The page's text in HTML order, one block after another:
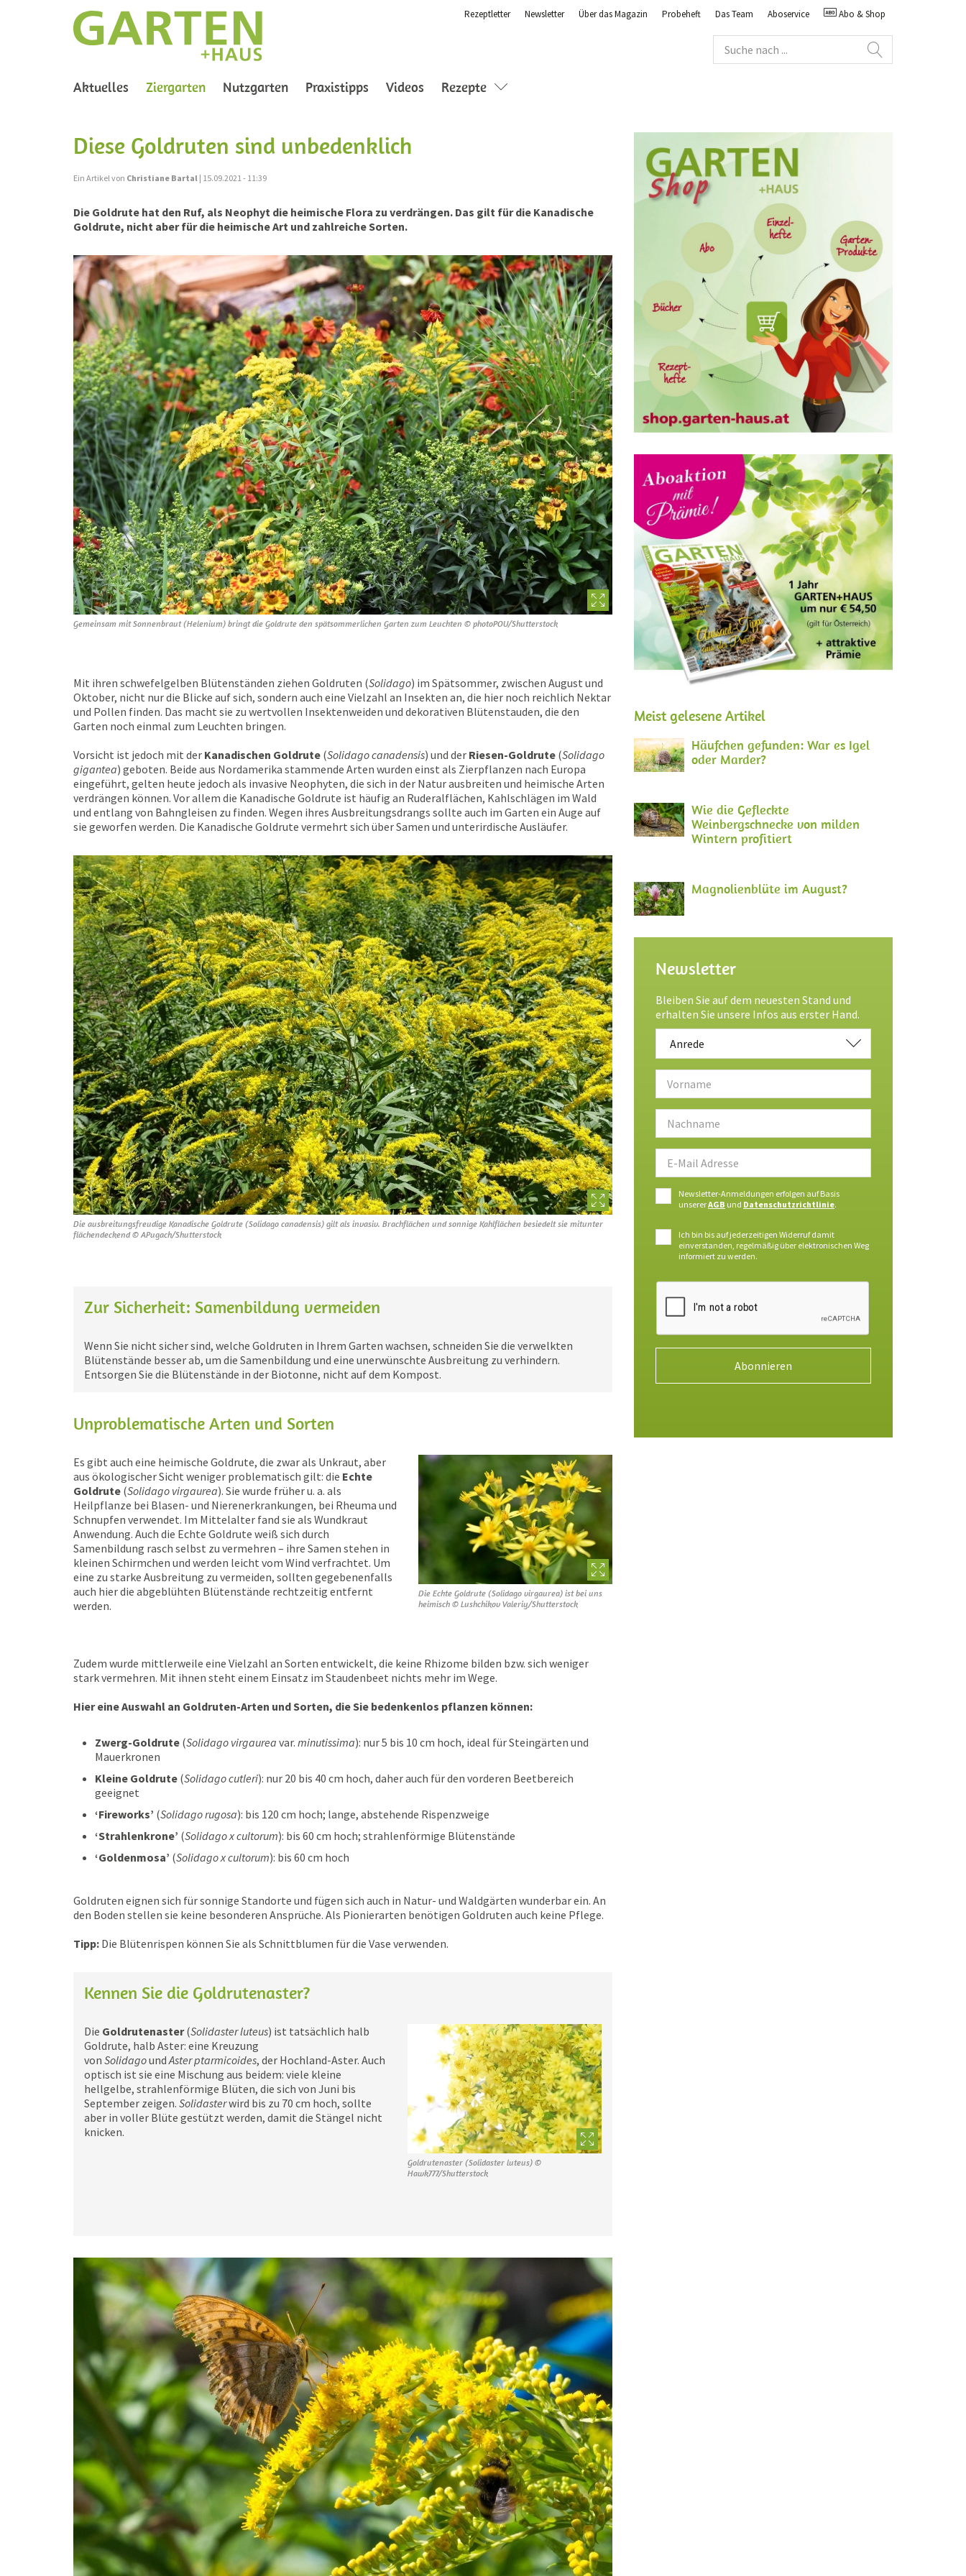
Rezeptletter Newsletter Über das Magazin Probeheft Das Team Aboservice Abo & Shop
Aktuelles Ziergarten(current)
Nutzgarten Praxistipps Videos Rezepte
Diese Goldruten sind unbedenklich
Ein Artikel von Christiane Bartal | 15.09.2021 - 11:39
Die Goldrute hat den Ruf, als Neophyt die heimische Flora zu verdrängen. Das gilt für die Kanadische
Goldrute, nicht aber für die heimische Art und zahlreiche Sorten.
Gemeinsam mit Sonnenbraut (Helenium) bringt die Goldrute den spätsommerlichen Garten zum Leuchten © photoPOU/Shutterstock
Mit ihren schwefelgelben Blütenständen ziehen Goldruten (Solidago) im Spätsommer, zwischen August und
Oktober, nicht nur die Blicke auf sich, sondern auch eine Vielzahl an Insekten an, die hier noch reichlich Nektar
und Pollen finden. Das macht sie zu wertvollen Insektenweiden und dekorativen Blütenstauden, die den
Garten noch einmal zum Leuchten bringen.
Vorsicht ist jedoch mit der Kanadischen Goldrute (Solidago canadensis) und der Riesen-Goldrute (Solidago
gigantea) geboten. Beide aus Nordamerika stammende Arten wurden einst als Zierpflanzen nach Europa
eingeführt, gelten heute jedoch als invasive Neophyten, die sich in der Natur ausbreiten und heimische Arten
verdrängen können. Vor allem die Kanadische Goldrute ist häufig an Ruderalflächen, Kahlschlägen im Wald
und entlang von Bahngleisen zu finden. Wegen ihres Ausbreitungsdrangs sollte auch im Garten ein Auge auf
sie geworfen werden. Die Kanadische Goldrute vermehrt sich über Samen und unterirdische Ausläufer.
Die ausbreitungsfreudige Kanadische Goldrute (Solidago canadensis) gilt als invasiv. Brachflächen und sonnige Kahlflächen besiedelt sie mitunter
flächendeckend © APugach/Shutterstock
Zur Sicherheit: Samenbildung vermeiden
Wenn Sie nicht sicher sind, welche Goldruten in Ihrem Garten wachsen, schneiden Sie die verwelkten
Blütenstände besser ab, um die Samenbildung und eine unerwünschte Ausbreitung zu verhindern.
Entsorgen Sie die Blütenstände in der Biotonne, nicht auf dem Kompost.
Unproblematische Arten und Sorten
Die Echte Goldrute (Solidago virgaurea) ist bei uns
heimisch © Lushchikov Valeriy/Shutterstock
Es gibt auch eine heimische Goldrute, die zwar als Unkraut, aber
aus ökologischer Sicht weniger problematisch gilt: die Echte
Goldrute (Solidago virgaurea). Sie wurde früher u. a. als
Heilpflanze bei Blasen- und Nierenerkrankungen, bei Rheuma und
Schnupfen verwendet. Im Mittelalter fand sie als Wundkraut
Anwendung. Auch die Echte Goldrute weiß sich durch
Samenbildung rasch selbst zu vermehren – ihre Samen stehen in
kleinen Schirmchen und werden leicht vom Wind verfrachtet. Um
eine zu starke Ausbreitung zu vermeiden, sollten gegebenenfalls
auch hier die abgeblühten Blütenstände rechtzeitig entfernt
werden.
Zudem wurde mittlerweile eine Vielzahl an Sorten entwickelt, die keine Rhizome bilden bzw. sich weniger
stark vermehren. Mit ihnen steht einem Einsatz im Staudenbeet nichts mehr im Wege.
Hier eine Auswahl an Goldruten-Arten und Sorten, die Sie bedenkenlos pflanzen können:
Zwerg-Goldrute (Solidago virgaurea var. minutissima): nur 5 bis 10 cm hoch, ideal für Steingärten und
Mauerkronen
Kleine Goldrute (Solidago cutleri): nur 20 bis 40 cm hoch, daher auch für den vorderen Beetbereich
geeignet
‘Fireworks’ (Solidago rugosa): bis 120 cm hoch; lange, abstehende Rispenzweige
‘Strahlenkrone’ (Solidagoxcultorum): bis 60 cm hoch; strahlenförmige Blütenstände
‘Goldenmosa’ (Solidagoxcultorum): bis 60 cm hoch
Goldruten eignen sich für sonnige Standorte und fügen sich auch in Natur- und Waldgärten wunderbar ein. An
den Boden stellen sie keine besonderen Ansprüche. Als Pionierarten benötigen Goldruten auch keine Pflege.
Tipp: Die Blütenrispen können Sie als Schnittblumen für die Vase verwenden.
Kennen Sie die Goldrutenaster?
Goldrutenaster (Solidaster luteus) ©
Hawk777/Shutterstock
Die Goldrutenaster(Solidaster luteus) ist tatsächlich halb
Goldrute, halb Aster: eine Kreuzung
von SolidagoundAster ptarmicoides, der Hochland-Aster. Auch
optisch ist sie eine Mischung aus beidem: viele kleine
hellgelbe, strahlenförmige Blüten, die sich von Juni bis
September zeigen. Solidasterwird bis zu 70 cm hoch, sollte
aber in voller Blüte gestützt werden, damit die Stängel nicht
knicken.
Meist gelesene Artikel
Häufchen gefunden: War es Igel
oder Marder?
Wie die Gefleckte
Weinbergschnecke von milden
Wintern profitiert
Magnolienblüte im August?
Newsletter
Bleiben Sie auf dem neuesten Stand und
erhalten Sie unsere Infos aus erster Hand.
Anrede
Newsletter-Anmeldungen erfolgen auf Basis
unsererAGB und Datenschutzrichtlinie.
Ich bin bis auf jederzeitigen Widerruf damit
einverstanden, regelmäßig über elektronischen Weg
informiert zu werden.
Abonnieren